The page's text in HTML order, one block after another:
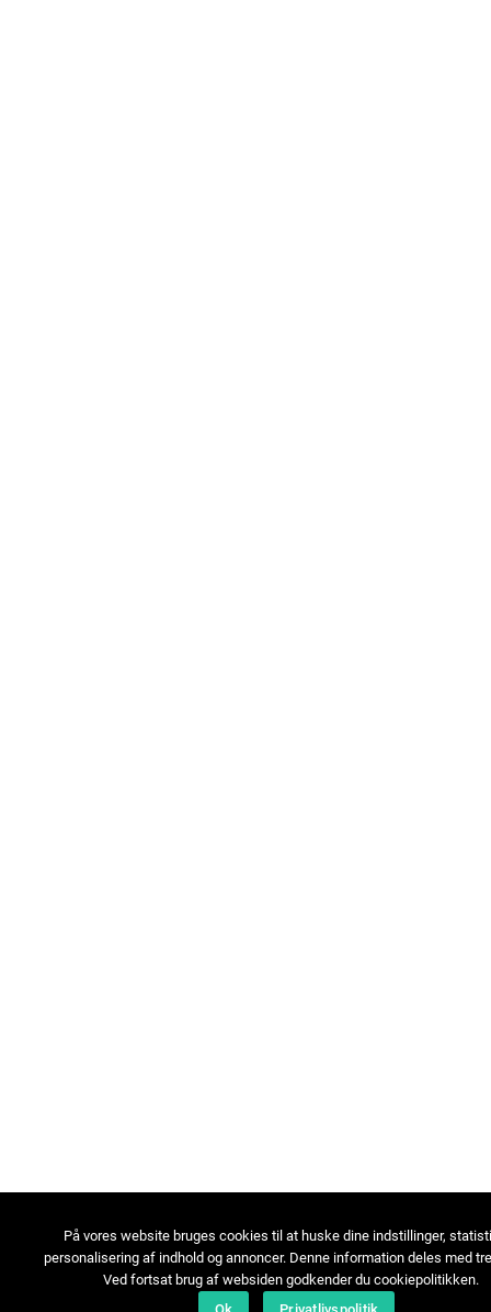
På vores website bruges cookies til at huske dine indstillinger,
personalisering af indhold og annoncer. Denne information deles med
Ved fortsat brug af websiden godkender du cookiepolitikken.